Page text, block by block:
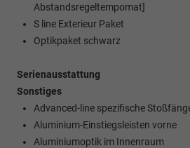
Abstandsregeltempomat]
S line Exterieur Paket
Optikpaket schwarz
Serienausstattung
Sonstiges
Advanced-line spezifische
Aluminium-Einstiegsleisten vorne
Aluminiumoptik im Innenraum